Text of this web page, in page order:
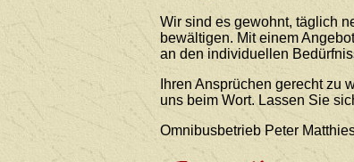
Wir sind es gewohnt, täglich
bewältigen. Mit einem
an den individuellen
Ihren Ansprüchen gerecht zu
uns beim Wort. Lassen Sie
Omnibusbetrieb Peter